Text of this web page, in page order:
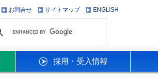
お問合せ サイトマップ ENGLISH
採用・受入情報